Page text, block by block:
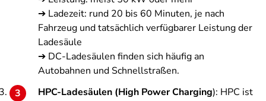
➔ Ladezeit: rund 20 bis 60 Minuten, je nach
Fahrzeug und tatsächlich verfügbarer Leistung der
Ladesäule
➔ DC-Ladesäulen finden sich häufig an
Autobahnen und Schnellstraßen.
HPC-Ladesäulen (High Power Charging): HPC ist